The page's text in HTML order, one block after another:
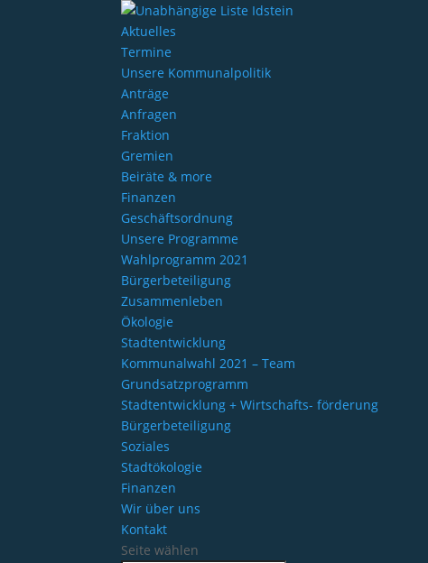
Aktuelles
Termine
Unsere Kommunalpolitik
Anträge
Anfragen
Fraktion
Gremien
Beiräte & more
Finanzen
Geschäftsordnung
Unsere Programme
Wahlprogramm 2021
Bürgerbeteiligung
Zusammenleben
Ökologie
Stadtentwicklung
Kommunalwahl 2021 – Team
Grundsatzprogramm
Stadtentwicklung + Wirtschafts- förderung
Bürgerbeteiligung
Soziales
Stadtökologie
Finanzen
Wir über uns
Kontakt
Seite wählen